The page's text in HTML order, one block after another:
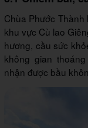
Chùa Phước
khu vực Cù lao
hương, cầu sức
không gian
nhận được bầu